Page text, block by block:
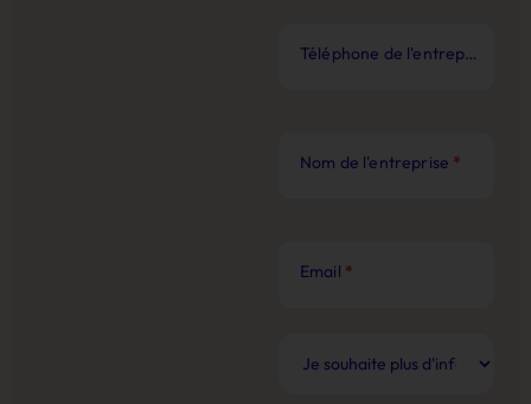
Téléphone de l'entreprise
Nom de l'entreprise *
Email *